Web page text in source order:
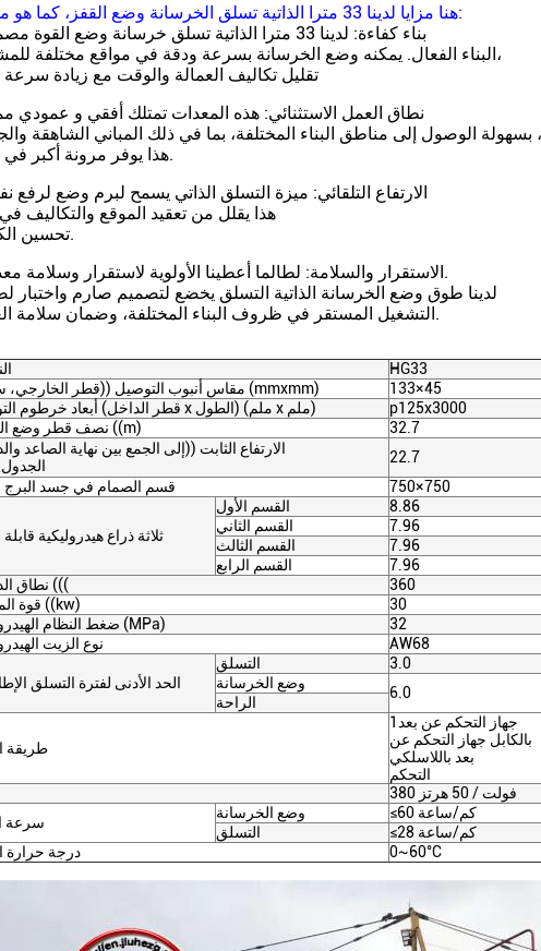
هنا مزايا لدينا 33 مترا الذاتية تسلق الخرسانة وضع القفز، كما هو موضح:
1بناء كفاءة: لدينا 33 مترا الذاتية تسلق خرسانة وضع القوة مصممة
البناء الفعال. يمكنه وضع الخرسانة بسرعة ودقة في مواقع مختلفة للمشروع،
تقليل تكاليف العمالة والوقت مع زيادة سرعة
2نطاق العمل الاستثنائي: هذه المعدات تمتلك أفقي و عمودي
هذا يوفر مرونة أكبر في البناء.
3الارتفاع التلقائي: ميزة التسلق الذاتي يسمح لبرم وضع لرفع
هذا يقلل من تعقيد الموقع والتكاليف
تحسين الكفاءة.
4الاستقرار والسلامة: لطالما أعطينا الأولوية لاستقرار وسلامة معداتنا.
لدينا طوق وضع الخرسانة الذاتية التسلق يخضع لتصميم صارم واختبار
التشغيل المستقر في ظروف البناء المختلفة، وضمان سلامة العمال.
HG33
مقاس أنبوب التوصيل ((قطر الخارجي، سمك) (mmxmm)
133×45
أبعاد خرطوم التوصيل (قطر الداخل x الطول) (ملم x ملم)
p125x3000
نصف قطر وضع القوس ((m)
32.7
الارتفاع الثابت ((إلى الجمع بين نهاية الصاعد
22.7
قسم الصمام في جسد البرج
750×750
ثلاثة ذراع هيدروليكية
القسم الأول
8.86
القسم الثاني
7.96
القسم الثالث
7.96
القسم الرابع
7.96
نطاق الدوران (((
360
قوة المحرك ((kw)
30
ضغط النظام الهيدروليكي (MPa)
32
نوع الزيت
AW68
الحد الأدنى لفترة التسلق
التسلق
3.0
وضع الخرسانة
6.0
الراحة
طريقة
1جهاز التحكم عن بعد
بالكابل جهاز التحكم عن
بعد باللاسلكي
التحكم
380 فولت / 50 هرتز
سرعة
وضع الخرسانة
≤60 كم/ساعة
التسلق
≤28 كم/ساعة
درجة حرارة
0~60°C